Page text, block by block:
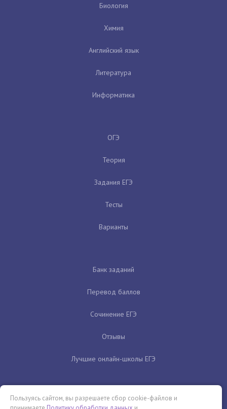
Биология
Химия
Английский язык
Литература
Информатика
ОГЭ
Теория
Задания ЕГЭ
Тесты
Варианты
Банк заданий
Перевод баллов
Сочинение ЕГЭ
Отзывы
Лучшие онлайн-школы ЕГЭ
Пользуясь сайтом, вы разрешаете сбор cookie-файлов и